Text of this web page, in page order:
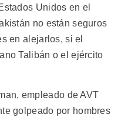
Unidos en el
no están seguros
en alejarlos, si el
Talibán o el ejército
empleado de AVT
golpeado por hombres